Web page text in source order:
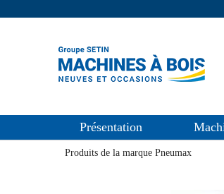
Présentation
Produits de la marque Pneumax